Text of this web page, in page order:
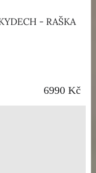
- RAŠKA
6990 Kč